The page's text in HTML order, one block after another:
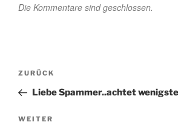
Die Kommentare sind geschlossen.
Beitragsnavigation
Vorheriger
Beitrag
ZURÜCK
Liebe Spammer..achtet
Nächster
WEITER